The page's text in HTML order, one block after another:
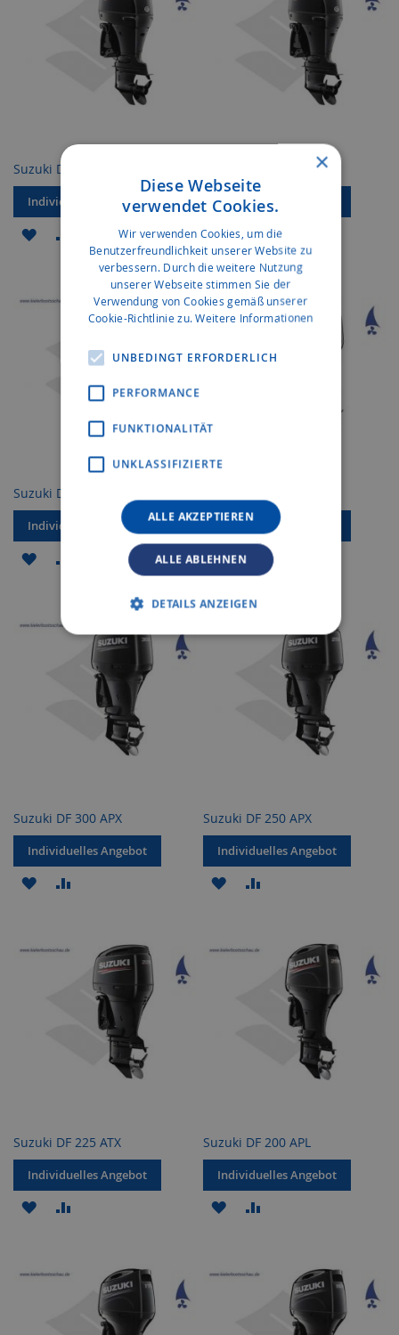
Suzuki DF 140 AZX
Individuelles Angebot
ZUR
WUNSCHLISTE
HINZUFÜGEN
VERGLEICHSLISTE
HINZUFÜGEN
Individuelles Angebot
ZUR
WUNSCHLISTE
HINZUFÜGEN
ZUR
VERGLEICHSLISTE
HINZUFÜGEN
Suzuki DF 140 ATX
Individuelles Angebot
ZUR
HINZUFÜGEN
Individuelles Angebot
ZUR
ZUR
HINZUFÜGEN
Suzuki DF 300 APX
Individuelles Angebot
ZUR
HINZUFÜGEN
HINZUFÜGEN
Suzuki DF 250 APX
Individuelles Angebot
ZUR
HINZUFÜGEN
HINZUFÜGEN
Suzuki DF 225 ATX
Individuelles Angebot
ZUR
HINZUFÜGEN
HINZUFÜGEN
Suzuki DF 200 APL
Individuelles Angebot
ZUR
HINZUFÜGEN
HINZUFÜGEN
×
Diese Webseite
verwendet Cookies.
Wir verwenden Cookies, um die
Benutzerfreundlichkeit unserer Website zu
verbessern. Durch die weitere Nutzung
unserer Webseite stimmen Sie der
Verwendung von Cookies gemäß unserer
Cookie-Richtlinie zu.Weitere Informationen
UNBEDINGT ERFORDERLICH
PERFORMANCE
FUNKTIONALITÄT
UNKLASSIFIZIERTE
ALLE AKZEPTIEREN
ALLE ABLEHNEN
DETAILS ANZEIGEN